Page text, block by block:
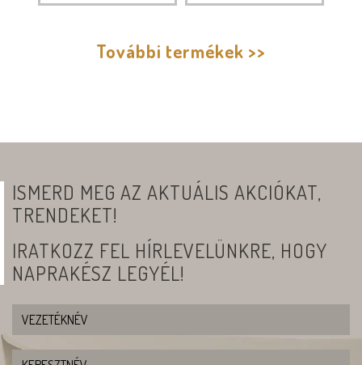
További termékek >>
ISMERD MEG AZ AKTUÁLIS AKCIÓKAT,
TRENDEKET!
IRATKOZZ FEL HÍRLEVELÜNKRE, HOGY
NAPRAKÉSZ LEGYÉL!